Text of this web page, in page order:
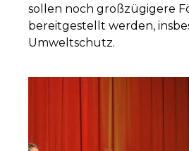
sollen noch großzügigere
bereitgestellt werden,
Umweltschutz.